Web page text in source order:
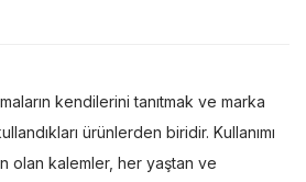
kendilerini tanıtmak ve marka
ürünlerden biridir. Kullanımı
olan kalemler, her yaştan ve